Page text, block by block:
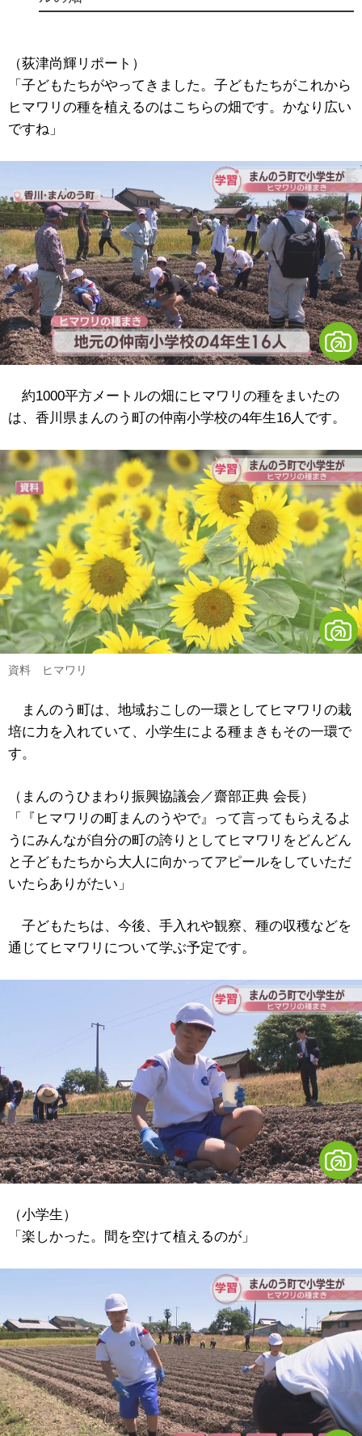
（荻津尚輝リポート）
「子どもたちがやってきました。子どもたちがこれから
ヒマワリの種を植えるのはこちらの畑です。かなり広い
ですね」
約1000平方メートルの畑にヒマワリの種をまいたの
は、香川県まんのう町の仲南小学校の4年生16人です。
資料 ヒマワリ
まんのう町は、地域おこしの一環としてヒマワリの栽
培に力を入れていて、小学生による種まきもその一環で
す。
（まんのうひまわり振興協議会／齋部正典 会長）
「『ヒマワリの町まんのうやで』って言ってもらえるよ
うにみんなが自分の町の誇りとしてヒマワリをどんどん
と子どもたちから大人に向かってアピールをしていただ
いたらありがたい」
子どもたちは、今後、手入れや観察、種の収穫などを
通じてヒマワリについて学ぶ予定です。
（小学生）
「楽しかった。間を空けて植えるのが」